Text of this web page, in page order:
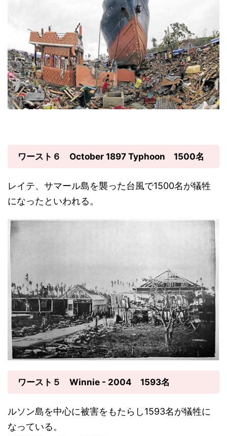
ワースト６ October 1897 Typhoon 1500名
レイテ、サマール島を襲った台風で1500名が犠牲
になったといわれる。
ワースト５ Winnie - 2004 1593名
ルソン島を中心に被害をもたらし1593名が犠牲に
なっている。